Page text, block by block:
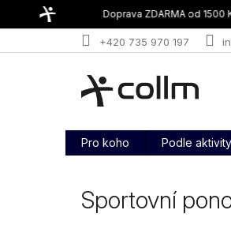
Doprava ZDARMA od 1500
+420 735 970 197
Pro koho Podle aktivity
Sportovní